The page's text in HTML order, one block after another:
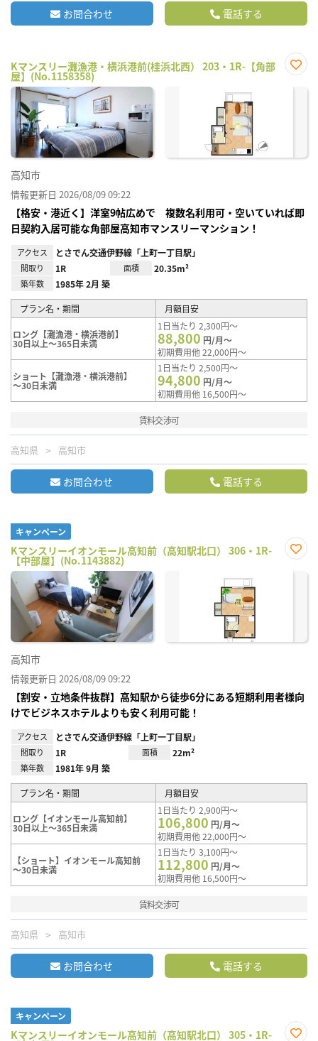
お問合わせ 電話する
Kマンスリー灘漁港・横浜港前(桂浜北西） 203・1R-【角部
屋】(No.1158358)
に入
高知市
情報更新日 2026/08/09 09:22
【格安・港近く】洋室9帖広めで 複数名利用可・空いていれば即
日契約入居可能な角部屋高知市マンスリーマンション！
アクセス とさでん交通伊野線「上町一丁目駅」
間取り 1R 面積 20.35m²
築年数 1985年 2月 築
プラン名・期間 月額目安
ロング【灘漁港・横浜港前】
30日以上～365日未満
1日当たり 2,300円～
88,800 円/月～
初期費用他 22,000円～
ショート【灘漁港・横浜港前】
～30日未満
1日当たり 2,500円～
94,800 円/月～
初期費用他 16,500円～
賃料交渉可
高知県 高知市
お問合わせ 電話する
キャンペーン
Kマンスリーイオンモール高知前（高知駅北口） 306・1R-
【中部屋】(No.1143882)
に入
高知市
情報更新日 2026/08/09 09:22
【割安・立地条件抜群】高知駅から徒歩6分にある短期利用者様向
けでビジネスホテルよりも安く利用可能！
アクセス とさでん交通伊野線「上町一丁目駅」
間取り 1R 面積 22m²
築年数 1981年 9月 築
プラン名・期間 月額目安
ロング【イオンモール高知前】
30日以上～365日未満
1日当たり 2,900円～
106,800 円/月～
初期費用他 22,000円～
【ショート】イオンモール高知前
～30日未満
1日当たり 3,100円～
112,800 円/月～
初期費用他 16,500円～
賃料交渉可
高知県 高知市
お問合わせ 電話する
キャンペーン
Kマンスリーイオンモール高知前（高知駅北口） 305・1R-